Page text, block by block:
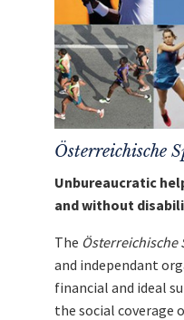
Österreichische
Österreichische
Unbureaucratic
and without
The Österreichische
and independant
financial and ideal
the social coverage